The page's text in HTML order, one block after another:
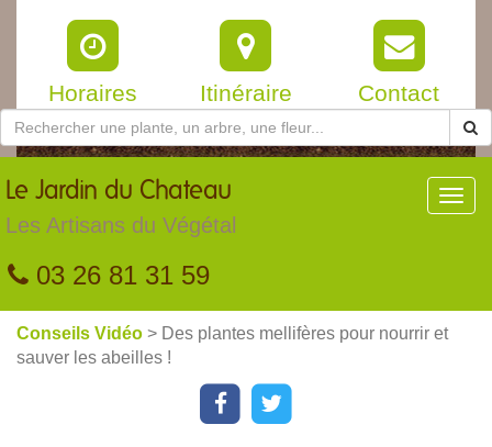
Horaires Itinéraire Contact
Le Jardin du Chateau
Les Artisans du Végétal
03 26 81 31 59
Conseils Vidéo > Des plantes mellifères pour nourrir et
sauver les abeilles !